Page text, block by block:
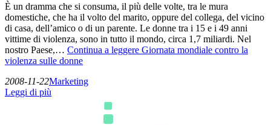
È un dramma che si consuma, il più delle volte, tra le mura
domestiche, che ha il volto del marito, oppure del collega, del vicino
di casa, dell’amico o di un parente. Le donne tra i 15 e i 49 anni
vittime di violenza, sono in tutto il mondo, circa 1,7 miliardi. Nel
nostro Paese,… Continua a leggere Giornata mondiale contro la
violenza sulle donne
2008-11-22Marketing
Leggi di più